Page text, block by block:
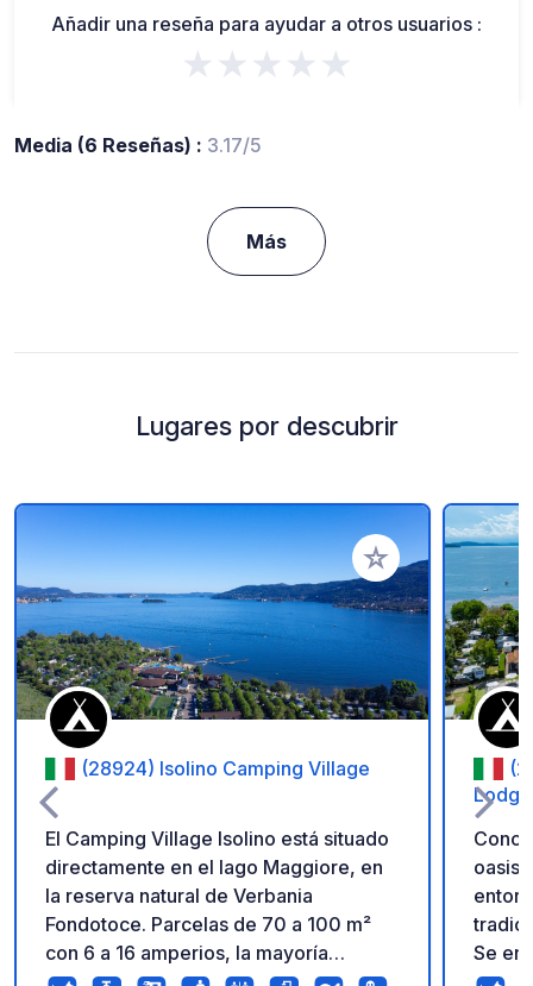
Añadir una reseña para ayudar a otros usuarios :
★★★★★
Media (6 Reseñas) : 3.17/5
Más
Lugares por descubrir
Añadir a tus
(28924) Isolino Camping Village
El Camping Village Isolino está situado
directamente en el lago Maggiore, en
la reserva natural de Verbania
Fondotoce. Parcelas de 70 a 100 m²
con 6 a 16 amperios, la mayoría
equipadas con suministro de agua
Lodge
oasis
Se